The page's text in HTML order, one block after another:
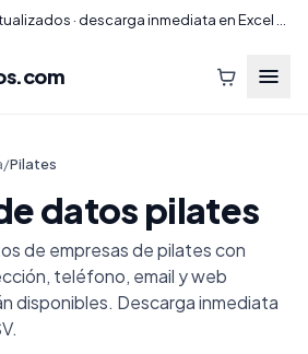
.com
/Pilates
datos pilates
de empresas de pilates con
teléfono, email y web
disponibles. Descarga inmediata